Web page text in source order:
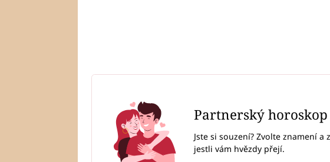
Partnerský horoskop
Jste si souzení? Zvolte znamení a
jestli vám hvězdy přejí.